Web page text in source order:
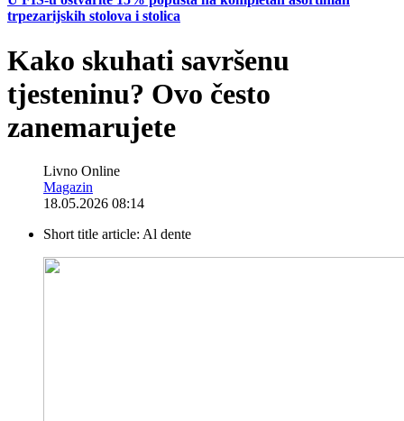
trpezarijskih stolova i stolica
Kako skuhati savršenu
tjesteninu? Ovo često
zanemarujete
Livno Online
Magazin
18.05.2026 08:14
Short title article: Al dente